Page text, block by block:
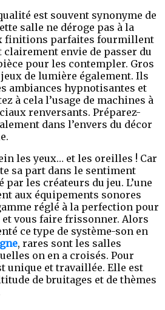
est souvent synonyme de
salle ne déroge pas à la
finitions parfaites fourmillent
clairement envie de passer du
pour les contempler. Gros
de lumière également. Ils
ambiances hypnotisantes et
à cela l’usage de machines à
renversants. Préparez-
dans l’envers du décor
les yeux… et les oreilles ! Car
sa part dans le sentiment
les créateurs du jeu. L’une
aux équipements sonores
réglé à la perfection pour
vous faire frissonner. Alors
ce type de système-son en
, rares sont les salles
on en a croisés. Pour
unique et travaillée. Elle est
de bruitages et de thèmes